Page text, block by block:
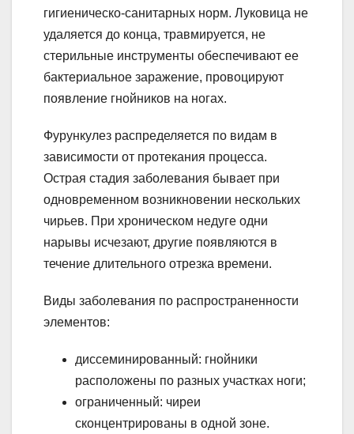
гигиеническо-санитарных норм. Луковица не
удаляется до конца, травмируется, не
стерильные инструменты обеспечивают ее
бактериальное заражение, провоцируют
появление гнойников на ногах.
Фурункулез распределяется по видам в
зависимости от протекания процесса.
Острая стадия заболевания бывает при
одновременном возникновении нескольких
чирьев. При хроническом недуге одни
нарывы исчезают, другие появляются в
течение длительного отрезка времени.
Виды заболевания по распространенности
элементов:
диссеминированный: гнойники
расположены по разных участках ноги;
ограниченный: чиреи
сконцентрированы в одной зоне.